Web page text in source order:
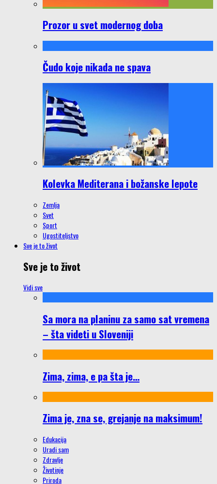
Prozor u svet modernog doba
Čudo koje nikada ne spava
Kolevka Mediterana i božanske lepote
Zemlja
Svet
Sport
Ugostiteljstvo
Sve je to život
Sve je to život
Vidi sve
Sa mora na planinu za samo sat vremena
– šta videti u Sloveniji
Zima, zima, e pa šta je…
Zima je, zna se, grejanje na maksimum!
Edukacija
Uradi sam
Zdravlje
Životinje
Priroda